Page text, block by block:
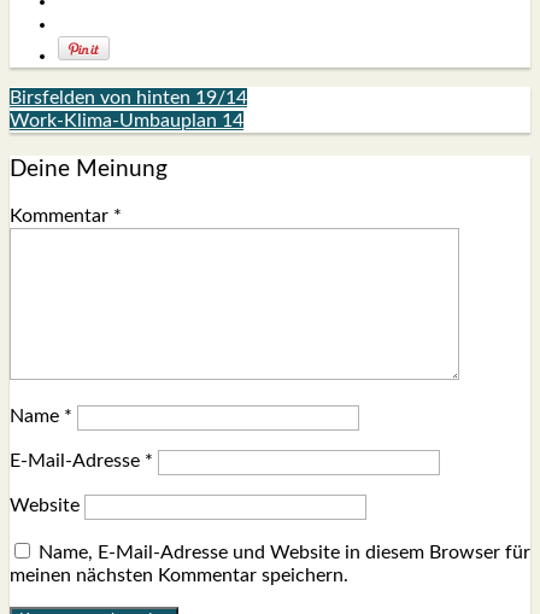
Birsfelden von hinten 19/14
Work-Klima-Umbauplan 14
Deine Meinung
Kommentar *
Name *
E-Mail-Adresse *
Website
Name, E-Mail-Adresse und Website in diesem Browser für
meinen nächsten Kommentar speichern.